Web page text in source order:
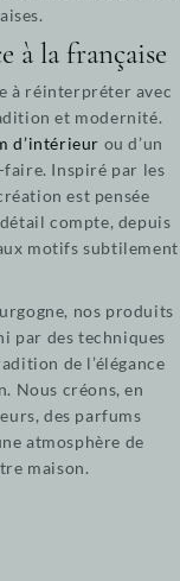
à la française
à réinterpréter avec
et modernité.
d’intérieur ou d’un
Inspiré par les
est pensée
compte, depuis
motifs subtilement
nos produits
par des techniques
de l’élégance
Nous créons, en
des parfums
atmosphère de
maison.